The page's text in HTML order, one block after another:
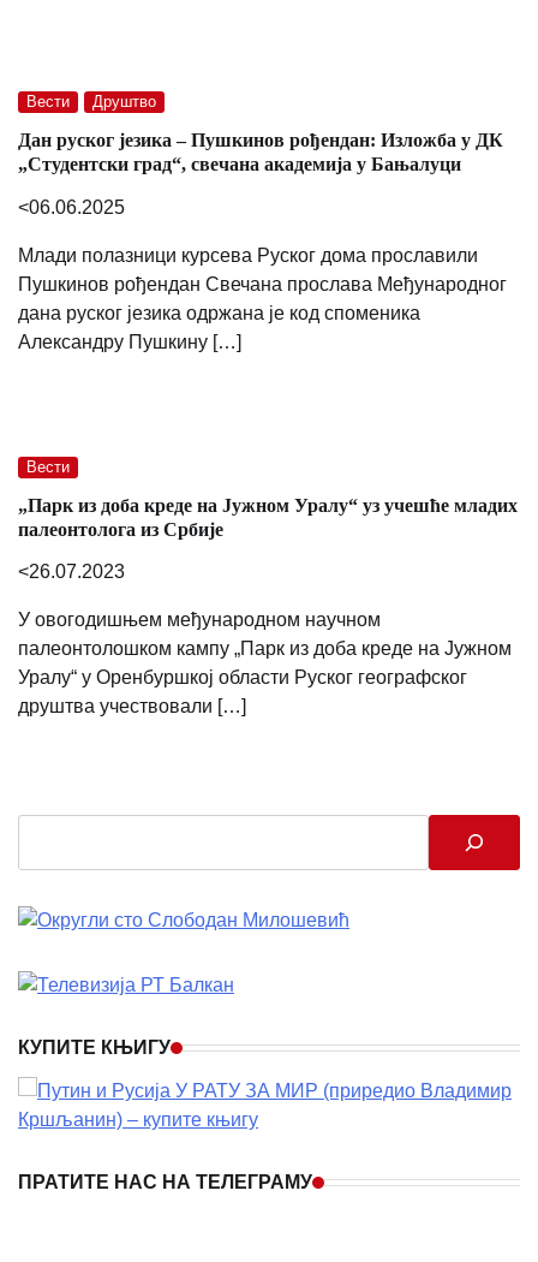
Вести Друштво
Дан руског језика – Пушкинов рођендан: Изложба у ДК
„Студентски град“, свечана академија у Бањалуци
<06.06.2025
Млади полазници курсева Руског дома прославили
Пушкинов рођендан Свечана прослава Међународног
дана руског језика одржана је код споменика
Александру Пушкину […]
Вести
„Парк из доба креде на Јужном Уралу“ уз учешће младих
палеонтолога из Србије
<26.07.2023
У овогодишњем међународном научном
палеонтолошком кампу „Парк из доба креде на Јужном
Уралу“ у Оренбуршкој области Руског географског
друштва учествовали […]
КУПИТЕ КЊИГУ
ПРАТИТЕ НАС НА ТЕЛЕГРАМУ